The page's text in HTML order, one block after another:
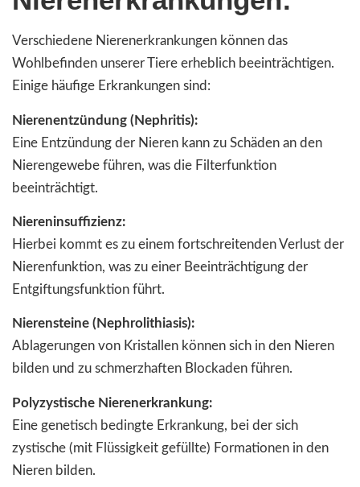
Verschiedene Nierenerkrankungen können das
Wohlbefinden unserer Tiere erheblich beeinträchtigen.
Einige häufige Erkrankungen sind:
Nierenentzündung (Nephritis):
Eine Entzündung der Nieren kann zu Schäden an den
Nierengewebe führen, was die Filterfunktion
beeinträchtigt.
Niereninsuffizienz:
Hierbei kommt es zu einem fortschreitenden Verlust der
Nierenfunktion, was zu einer Beeinträchtigung der
Entgiftungsfunktion führt.
Nierensteine (Nephrolithiasis):
Ablagerungen von Kristallen können sich in den Nieren
bilden und zu schmerzhaften Blockaden führen.
Polyzystische Nierenerkrankung:
Eine genetisch bedingte Erkrankung, bei der sich
zystische (mit Flüssigkeit gefüllte) Formationen in den
Nieren bilden.